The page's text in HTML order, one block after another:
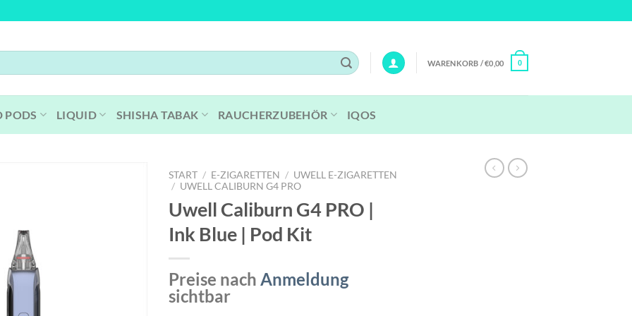
WARENKORB /€0,00 0
PODS LIQUID SHISHA TABAK RAUCHERZUBEHÖR IQOS
START / E-ZIGARETTEN / UWELL E-ZIGARETTEN
/ UWELL CALIBURN G4 PRO
Uwell Caliburn G4 PRO |
Ink Blue | Pod Kit
Preise nach Anmeldung
sichtbar